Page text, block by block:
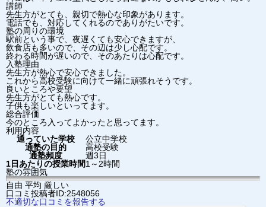
講師
先生方がとても、親切で熱心な印象があります。
電話でも、対応してくれるのでありがたいです。
塾の周りの環境
駅前という事で、夜遅くても安心できますが、
飲食店も多いので、その辺は少し心配です。
終わる時間が遅いので、そのあたりは心配です。
入塾理由
先生方が熱心で安心できました。
これから高校受験に向けて一緒に頑張れそうです。
良いところや要望
先生方がとても熱心です。
子供も楽しいといってます。
総合評価
今のところ入ってよかったと思ってます。
利用内容
通っていた学校
公立中学校
通塾の目的
高校受験
通塾頻度
週3日
1日あたりの授業時間1～2時間
塾の雰囲気
自由 平均 厳しい
口コミ投稿者ID:2548056
不適切な口コミを報告する